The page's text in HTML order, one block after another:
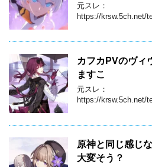
元スレ：
https://krsw.5ch.net/
カフカPVのヴィ
ますこ
元スレ：
https://krsw.5ch.net/
原神と同じ感じ
大変そう？